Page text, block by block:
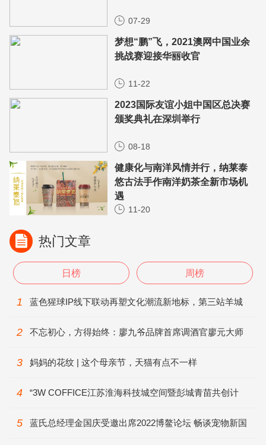
07-29
梦想“鹏”飞，2021澳网中国业余
挑战赛迎接华丽收官
11-22
2023国际友谊小姐中国区总决赛
颁奖典礼在深圳举行
08-18
健康化与南洋风情并行，纳莱泰
悠古法手作南洋奶茶全新市场机
遇
11-20
热门文章
日榜 周榜
1
蓝色猩球IP线下联动再塑文化潮流新地标，第三站羊城
2
不忘初心，方得始终：廖九爷品牌首席调酒官廖元大师
3 妈妈的花纹 | 这个母亲节，天猫有点不一样
4
“3W COFFICE江苏淮海科技城空间暨彭城青苗共创计
5
蓝氏总经理金国庆受邀出席2022博鳌论坛 畅谈宠物新国